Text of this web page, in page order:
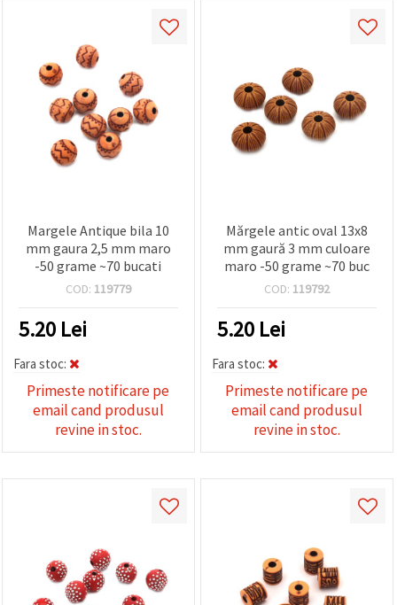
Margele Antique bila 10
mm gaura 2,5 mm maro
-50 grame ~70 bucati
COD: 119779
5.20 Lei
Fara stoc:
Primeste notificare pe
email cand produsul
revine in stoc.
Mărgele antic oval 13x8
mm gaură 3 mm culoare
maro -50 grame ~70 buc
COD: 119792
5.20 Lei
Fara stoc:
Primeste notificare pe
email cand produsul
revine in stoc.